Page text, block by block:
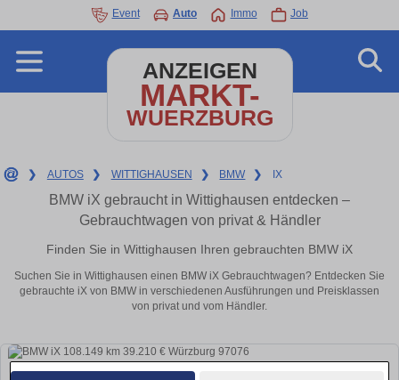
Event Auto Immo Job
ANZEIGEN
MARKT-
WUERZBURG
❯ AUTOS ❯ WITTIGHAUSEN ❯ BMW ❯ IX
BMW iX gebraucht in Wittighausen entdecken –
Gebrauchtwagen von privat & Händler
Finden Sie in Wittighausen Ihren gebrauchten BMW iX
Suchen Sie in Wittighausen einen BMW iX Gebrauchtwagen? Entdecken Sie
gebrauchte iX von BMW in verschiedenen Ausführungen und Preisklassen
von privat und vom Händler.